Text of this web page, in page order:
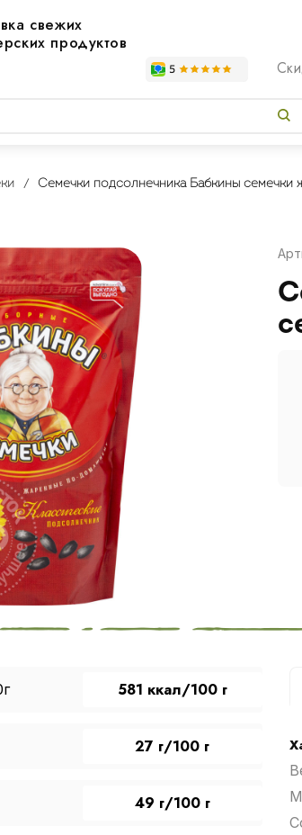
свежих
продуктов
Семечки подсолнечника Бабкины семечки
581 ккал/100 г
27 г/100 г
49 г/100 г